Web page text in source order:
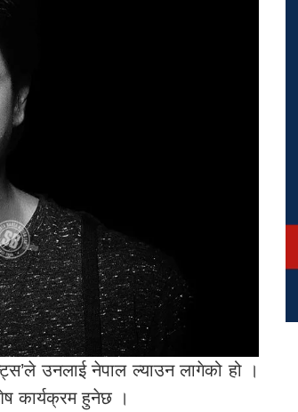
उनलाई नेपाल ल्याउन लागेको हो ।
कार्यक्रम हुनेछ ।